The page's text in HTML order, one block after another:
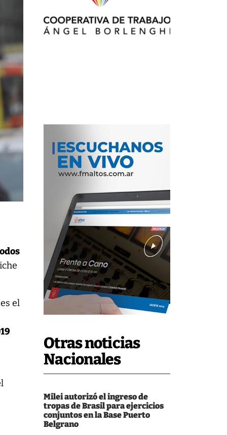
Otras noticias
Nacionales
Milei autorizó el ingreso de
tropas de Brasil para ejercicios
conjuntos en la Base Puerto
Belgrano
el